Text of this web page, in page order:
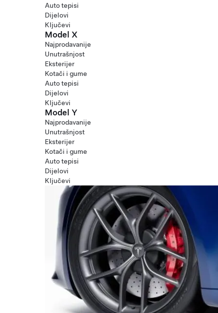
Auto tepisi
Dijelovi
Ključevi
Model X
Najprodavanije
Unutrašnjost
Eksterijer
Kotači i gume
Auto tepisi
Dijelovi
Ključevi
Model Y
Najprodavanije
Unutrašnjost
Eksterijer
Kotači i gume
Auto tepisi
Dijelovi
Ključevi